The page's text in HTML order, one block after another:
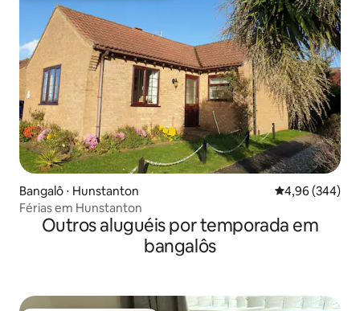
Bangalô ⋅ Hunstanton 4,96 de uma
4,96 (344)
Férias em Hunstanton
Outros aluguéis por temporada em
bangalôs